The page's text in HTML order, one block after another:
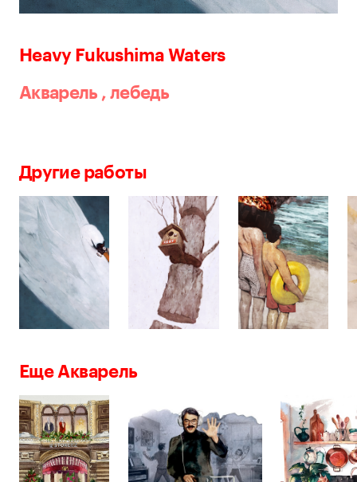
Heavy Fukushima Waters
Акварель , лебедь
Другие работы
Еще Акварель